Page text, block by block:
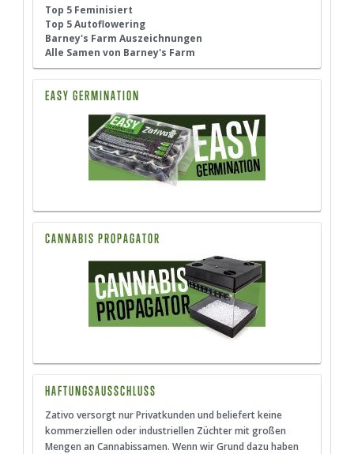
Top 5 Feminisiert
Top 5 Autoflowering
Barney's Farm Auszeichnungen
Alle Samen von Barney's Farm
EASY GERMINATION
CANNABIS PROPAGATOR
HAFTUNGSAUSSCHLUSS
Zativo versorgt nur Privatkunden und beliefert keine
kommerziellen oder industriellen Züchter mit großen
Mengen an Cannabissamen. Wenn wir Grund dazu haben